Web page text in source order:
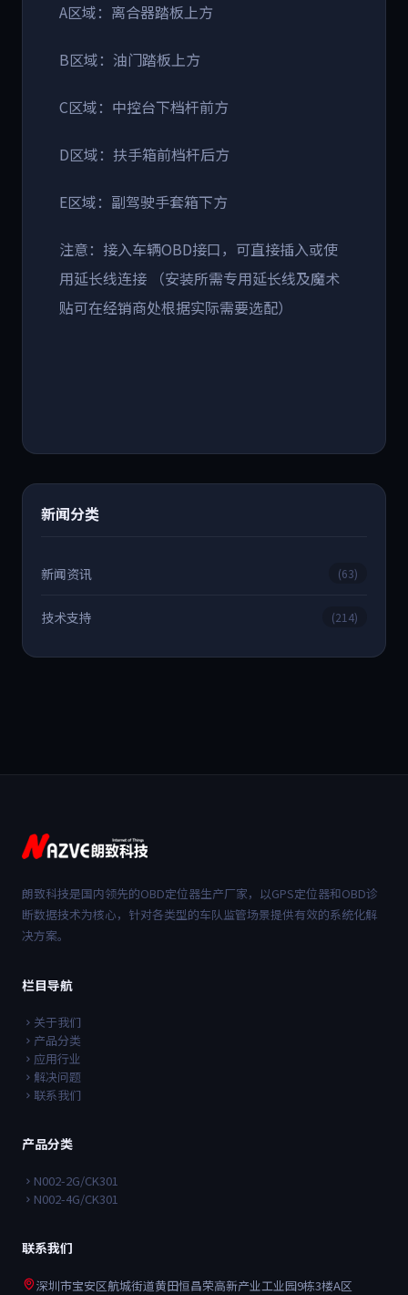
A区域：离合器踏板上方
B区域：油门踏板上方
C区域：中控台下档杆前方
D区域：扶手箱前档杆后方
E区域：副驾驶手套箱下方
注意：接入车辆OBD接口，可直接插入或使
用延长线连接 （安装所需专用延长线及魔术
贴可在经销商处根据实际需要选配）
新闻分类
新闻资讯 (63)
技术支持 (214)
朗致科技是国内领先的OBD定位器生产厂家，以GPS定位器和OBD诊
断数据技术为核心，针对各类型的车队监管场景提供有效的系统化解
决方案。
栏目导航
关于我们
产品分类
应用行业
解决问题
联系我们
产品分类
N002-2G/CK301
N002-4G/CK301
联系我们
深圳市宝安区航城街道黄田恒昌荣高新产业工业园9栋3楼A区